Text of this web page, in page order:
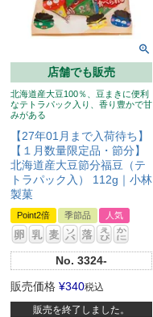
店舗でも販売
北海道産大豆100％、豆まきに便利
なテトラパック入り、香り豊かで甘
みがある
【27年01月まで入荷待ち】
【１月数量限定品・節分】
北海道産大豆節分福豆（テ
トラパック入） 112g｜小林
製菓
Point2倍 季節品 人気
No. 3324-
販売価格 ¥340税込
販売を終了しました。